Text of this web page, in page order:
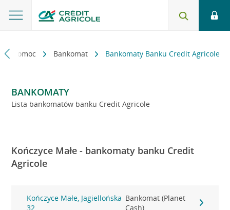
i pomoc Bankomat Bankomaty Banku Credit Agricole
BANKOMATY
Lista bankomatów banku Credit Agricole
Kończyce Małe - bankomaty banku Credit
Agricole
Kończyce Małe, Jagiellońska
32
Bankomat (Planet
Cash)